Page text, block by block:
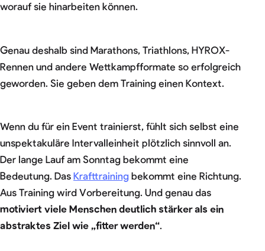
worauf sie hinarbeiten können.
Genau deshalb sind Marathons, Triathlons, HYROX-
Rennen und andere Wettkampfformate so erfolgreich
geworden. Sie geben dem Training einen Kontext.
Wenn du für ein Event trainierst, fühlt sich selbst eine
unspektakuläre Intervalleinheit plötzlich sinnvoll an.
Der lange Lauf am Sonntag bekommt eine
Bedeutung. Das Krafttraining bekommt eine Richtung.
Aus Training wird Vorbereitung. Und genau das
motiviert viele Menschen deutlich stärker als ein
abstraktes Ziel wie „fitter werden“.